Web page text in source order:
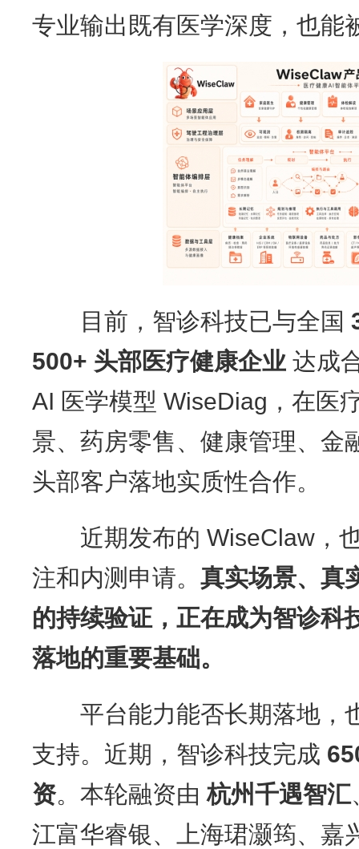
专业输出既有医学深度，也能
目前，智诊科技已与全国
500+ 头部医疗健康企业 达成
AI 医学模型 WiseDiag，在医
景、药房零售、健康管理、金
头部客户落地实质性合作。
近期发布的 WiseClaw，也
注和内测申请。 真实场景、真
的持续验证，正在成为智诊科
落地的重要基础。
平台能力能否长期落地，
支持。近期，智诊科技完成
资。本轮融资由杭州千遇智汇
江富华睿银、上海珺灏筠、嘉